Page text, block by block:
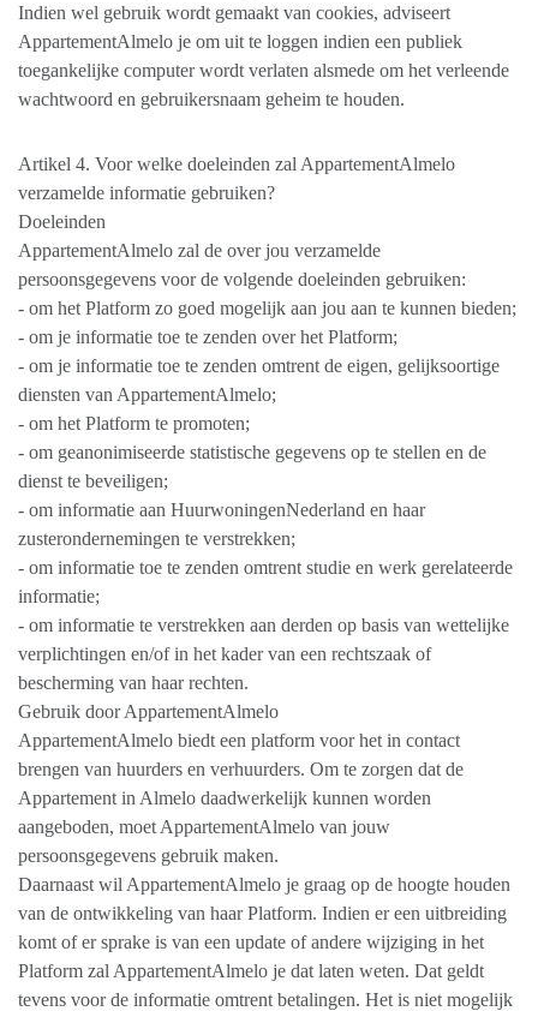
Indien wel gebruik wordt gemaakt van cookies, adviseert
AppartementAlmelo je om uit te loggen indien een publiek
toegankelijke computer wordt verlaten alsmede om het verleende
wachtwoord en gebruikersnaam geheim te houden.
Artikel 4. Voor welke doeleinden zal AppartementAlmelo
verzamelde informatie gebruiken?
Doeleinden
AppartementAlmelo zal de over jou verzamelde
persoonsgegevens voor de volgende doeleinden gebruiken:
- om het Platform zo goed mogelijk aan jou aan te kunnen bieden;
- om je informatie toe te zenden over het Platform;
- om je informatie toe te zenden omtrent de eigen, gelijksoortige
diensten van AppartementAlmelo;
- om het Platform te promoten;
- om geanonimiseerde statistische gegevens op te stellen en de
dienst te beveiligen;
- om informatie aan HuurwoningenNederland en haar
zusterondernemingen te verstrekken;
- om informatie toe te zenden omtrent studie en werk gerelateerde
informatie;
- om informatie te verstrekken aan derden op basis van wettelijke
verplichtingen en/of in het kader van een rechtszaak of
bescherming van haar rechten.
Gebruik door AppartementAlmelo
AppartementAlmelo biedt een platform voor het in contact
brengen van huurders en verhuurders. Om te zorgen dat de
Appartement in Almelo daadwerkelijk kunnen worden
aangeboden, moet AppartementAlmelo van jouw
persoonsgegevens gebruik maken.
Daarnaast wil AppartementAlmelo je graag op de hoogte houden
van de ontwikkeling van haar Platform. Indien er een uitbreiding
komt of er sprake is van een update of andere wijziging in het
Platform zal AppartementAlmelo je dat laten weten. Dat geldt
tevens voor de informatie omtrent betalingen. Het is niet mogelijk